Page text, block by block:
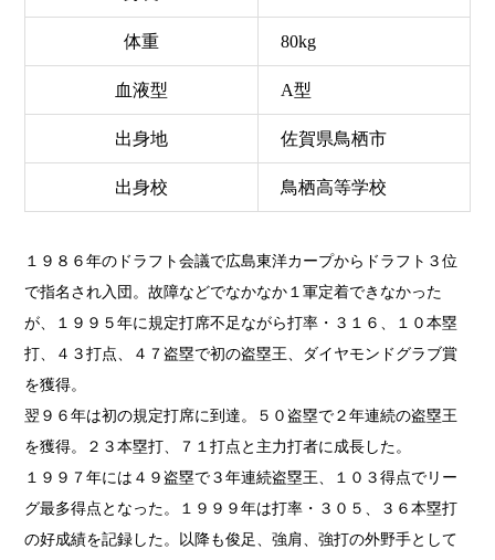
体重 80kg
血液型 A型
出身地 佐賀県鳥栖市
出身校 鳥栖高等学校
１９８６年のドラフト会議で広島東洋カープからドラフト３位
で指名され入団。故障などでなかなか１軍定着できなかった
が、１９９５年に規定打席不足ながら打率・３１６、１０本塁
打、４３打点、４７盗塁で初の盗塁王、ダイヤモンドグラブ賞
を獲得。
翌９６年は初の規定打席に到達。５０盗塁で２年連続の盗塁王
を獲得。２３本塁打、７１打点と主力打者に成長した。
１９９７年には４９盗塁で３年連続盗塁王、１０３得点でリー
グ最多得点となった。１９９９年は打率・３０５、３６本塁打
の好成績を記録した。以降も俊足、強肩、強打の外野手として